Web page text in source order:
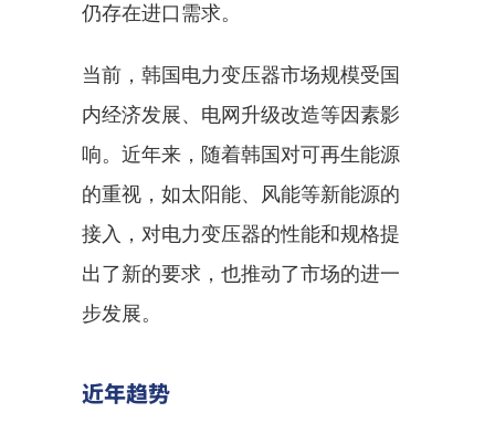
仍存在进口需求。
当前，韩国电力变压器市场规模受国
内经济发展、电网升级改造等因素影
响。近年来，随着韩国对可再生能源
的重视，如太阳能、风能等新能源的
接入，对电力变压器的性能和规格提
出了新的要求，也推动了市场的进一
步发展。
近年趋势